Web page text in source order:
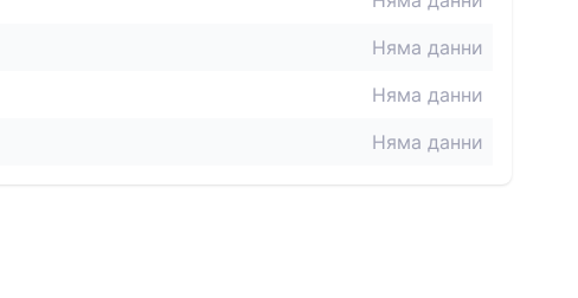
Няма данни
Няма данни
Няма данни